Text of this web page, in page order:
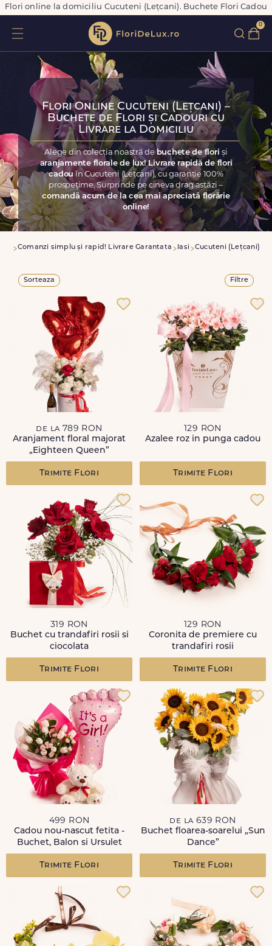
Flori online la domiciliu Cucuteni (Lețcani). Buchete Flori Cadou
0
Flori Online Cucuteni (Lețcani) –
Buchete de Flori și Cadouri cu
Livrare la Domiciliu
Alege din colecția noastră de buchete de floriși
aranjamente florale de lux! Livrare rapidă de flori
cadouîn Cucuteni (Lețcani), cu garanție 100%
prospețime. Surprinde pe cineva drag astăzi –
comandă acum de la cea mai apreciată florărie
online!
Comanzi simplu și rapid! Livrare Garantata Iasi Cucuteni (Lețcani)
Sorteaza Filtre
de la 789 RON
Aranjament floral majorat
„Eighteen Queen”
Trimite Flori
129 RON
Azalee roz in punga cadou
Trimite Flori
319 RON
Buchet cu trandafiri rosii si
ciocolata
Trimite Flori
129 RON
Coronita de premiere cu
trandafiri rosii
Trimite Flori
499 RON
Cadou nou-nascut fetita -
Buchet, Balon si Ursulet
Trimite Flori
de la 639 RON
Buchet floarea-soarelui „Sun
Dance”
Trimite Flori